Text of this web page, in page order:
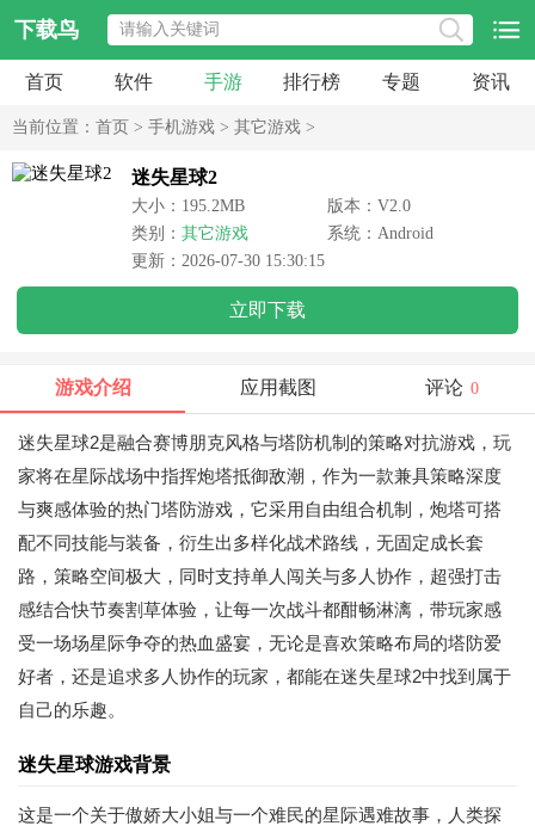
下载鸟
首页 软件 手游 排行榜 专题 资讯
当前位置： 首页 > 手机游戏 > 其它游戏 >
迷失星球2
大小：195.2MB
版本：V2.0
类别： 其它游戏
系统：Android
更新：2026-07-30 15:30:15
立即下载
游戏介绍 应用截图 评论 0
迷失星球2是融合赛博朋克风格与塔防机制的策略对抗游戏，玩
家将在星际战场中指挥炮塔抵御敌潮，作为一款兼具策略深度
与爽感体验的热门塔防游戏，它采用自由组合机制，炮塔可搭
配不同技能与装备，衍生出多样化战术路线，无固定成长套
路，策略空间极大，同时支持单人闯关与多人协作，超强打击
感结合快节奏割草体验，让每一次战斗都酣畅淋漓，带玩家感
受一场场星际争夺的热血盛宴，无论是喜欢策略布局的塔防爱
好者，还是追求多人协作的玩家，都能在迷失星球2中找到属于
自己的乐趣。
迷失星球游戏背景
这是一个关于傲娇大小姐与一个难民的星际遇难故事，人类探